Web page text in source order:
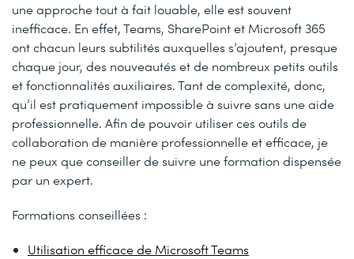
une approche tout à fait louable, elle est souvent
inefficace. En effet, Teams, SharePoint et Microsoft 365
ont chacun leurs subtilités auxquelles s’ajoutent, presque
chaque jour, des nouveautés et de nombreux petits outils
et fonctionnalités auxiliaires. Tant de complexité, donc,
qu’il est pratiquement impossible à suivre sans une aide
professionnelle. Afin de pouvoir utiliser ces outils de
collaboration de manière professionnelle et efficace, je
ne peux que conseiller de suivre une formation dispensée
par un expert.
Formations conseillées :
Utilisation efficace de Microsoft Teams